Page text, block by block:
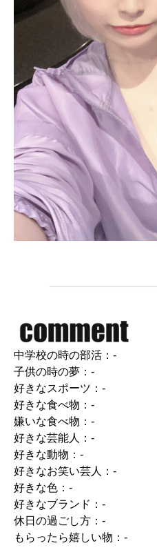
中学校の時の部活：-
子供の時の夢：-
好きなスポーツ：-
好きな食べ物：-
嫌いな食べ物：-
好きな芸能人：-
好きな動物：-
好きなお笑い芸人：-
好きな色：-
好きなブランド：-
休日の過ごし方：-
もらったら嬉しい物：-